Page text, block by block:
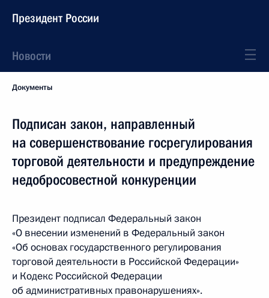
Президент России
Новости
Документы
Подписан закон, направленный
на совершенствование госрегулирования
торговой деятельности и предупреждение
недобросовестной конкуренции
Президент подписал Федеральный закон
«О внесении изменений в Федеральный закон
«Об основах государственного регулирования
торговой деятельности в Российской Федерации»
и Кодекс Российской Федерации
об административных правонарушениях».